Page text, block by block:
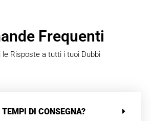
Frequenti
le Risposte a tutti i tuoi Dubbi
DI CONSEGNA?